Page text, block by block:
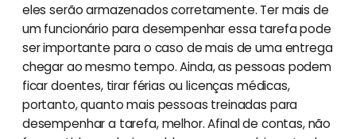
eles serão armazenados corretamente. Ter mais de
um funcionário para desempenhar essa tarefa pode
ser importante para o caso de mais de uma entrega
chegar ao mesmo tempo. Ainda, as pessoas podem
ficar doentes, tirar férias ou licenças médicas,
portanto, quanto mais pessoas treinadas para
desempenhar a tarefa, melhor. Afinal de contas, não